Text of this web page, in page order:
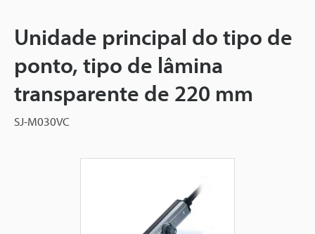
Unidade principal do tipo de
ponto, tipo de lâmina
transparente de 220 mm
SJ-M030VC